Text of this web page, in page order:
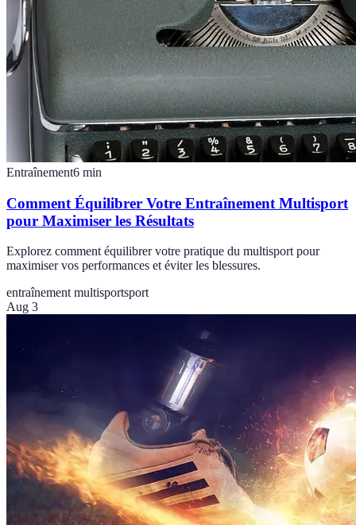
Entraînement6 min
Comment Équilibrer Votre Entraînement Multisport
pour Maximiser les Résultats
Explorez comment équilibrer votre pratique du multisport pour
maximiser vos performances et éviter les blessures.
entraînement multisportsport
Aug 3